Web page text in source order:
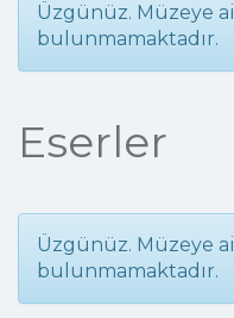
Üzgünüz. Müzeye
bulunmamaktadır.
Eserler
Üzgünüz. Müzeye
bulunmamaktadır.